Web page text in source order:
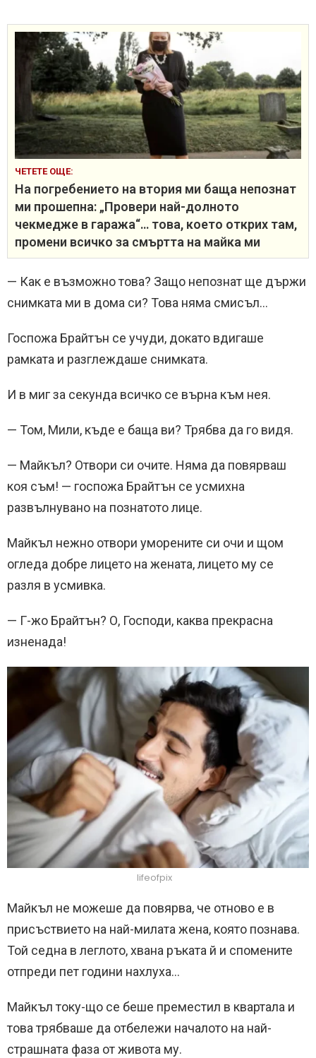
ЧЕТЕТЕ ОЩЕ:
На погребението на втория ми баща непознат
ми прошепна: „Провери най-долното
чекмедже в гаража“… това, което открих там,
промени всичко за смъртта на майка ми
— Как е възможно това? Защо непознат ще държи
снимката ми в дома си? Това няма смисъл…
Госпожа Брайтън се учуди, докато вдигаше
рамката и разглеждаше снимката.
И в миг за секунда всичко се върна към нея.
— Том, Мили, къде е баща ви? Трябва да го видя.
— Майкъл? Отвори си очите. Няма да повярваш
коя съм! — госпожа Брайтън се усмихна
развълнувано на познатото лице.
Майкъл нежно отвори уморените си очи и щом
огледа добре лицето на жената, лицето му се
разля в усмивка.
— Г-жо Брайтън? О, Господи, каква прекрасна
изненада!
lifeofpix
Майкъл не можеше да повярва, че отново е в
присъствието на най-милата жена, която познава.
Той седна в леглото, хвана ръката й и спомените
отпреди пет години нахлуха…
Майкъл току-що се беше преместил в квартала и
това трябваше да отбележи началото на най-
страшната фаза от живота му.